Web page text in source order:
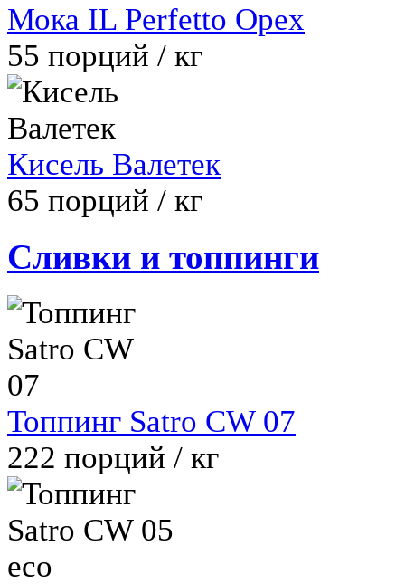
Мока IL Perfetto Орех
55 порций / кг
Кисель Валетек
65 порций / кг
Сливки и топпинги
Топпинг Satro CW 07
222 порций / кг